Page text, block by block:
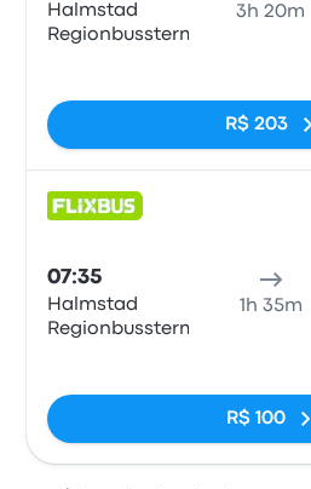
Halmstad
Regionbussterm
3h 20m
R$ 203
07:35
Halmstad
Regionbussterm
1h 35m
R$ 100